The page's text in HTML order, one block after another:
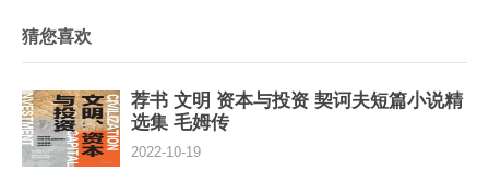
猜您喜欢
荐书 文明 资本与投资 契诃夫短篇小说精
选集 毛姆传
2022-10-19